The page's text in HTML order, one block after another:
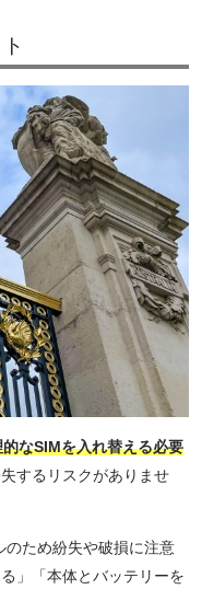
なSIMを入れ替える必要
するリスクがありませ
のため紛失や破損に注意
」「本体とバッテリーを